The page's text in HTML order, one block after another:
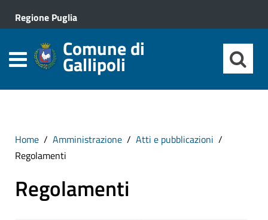
Regione Puglia
Comune di
Gallipoli
Home Amministrazione
Atti e pubblicazioni
Regolamenti
Regolamenti